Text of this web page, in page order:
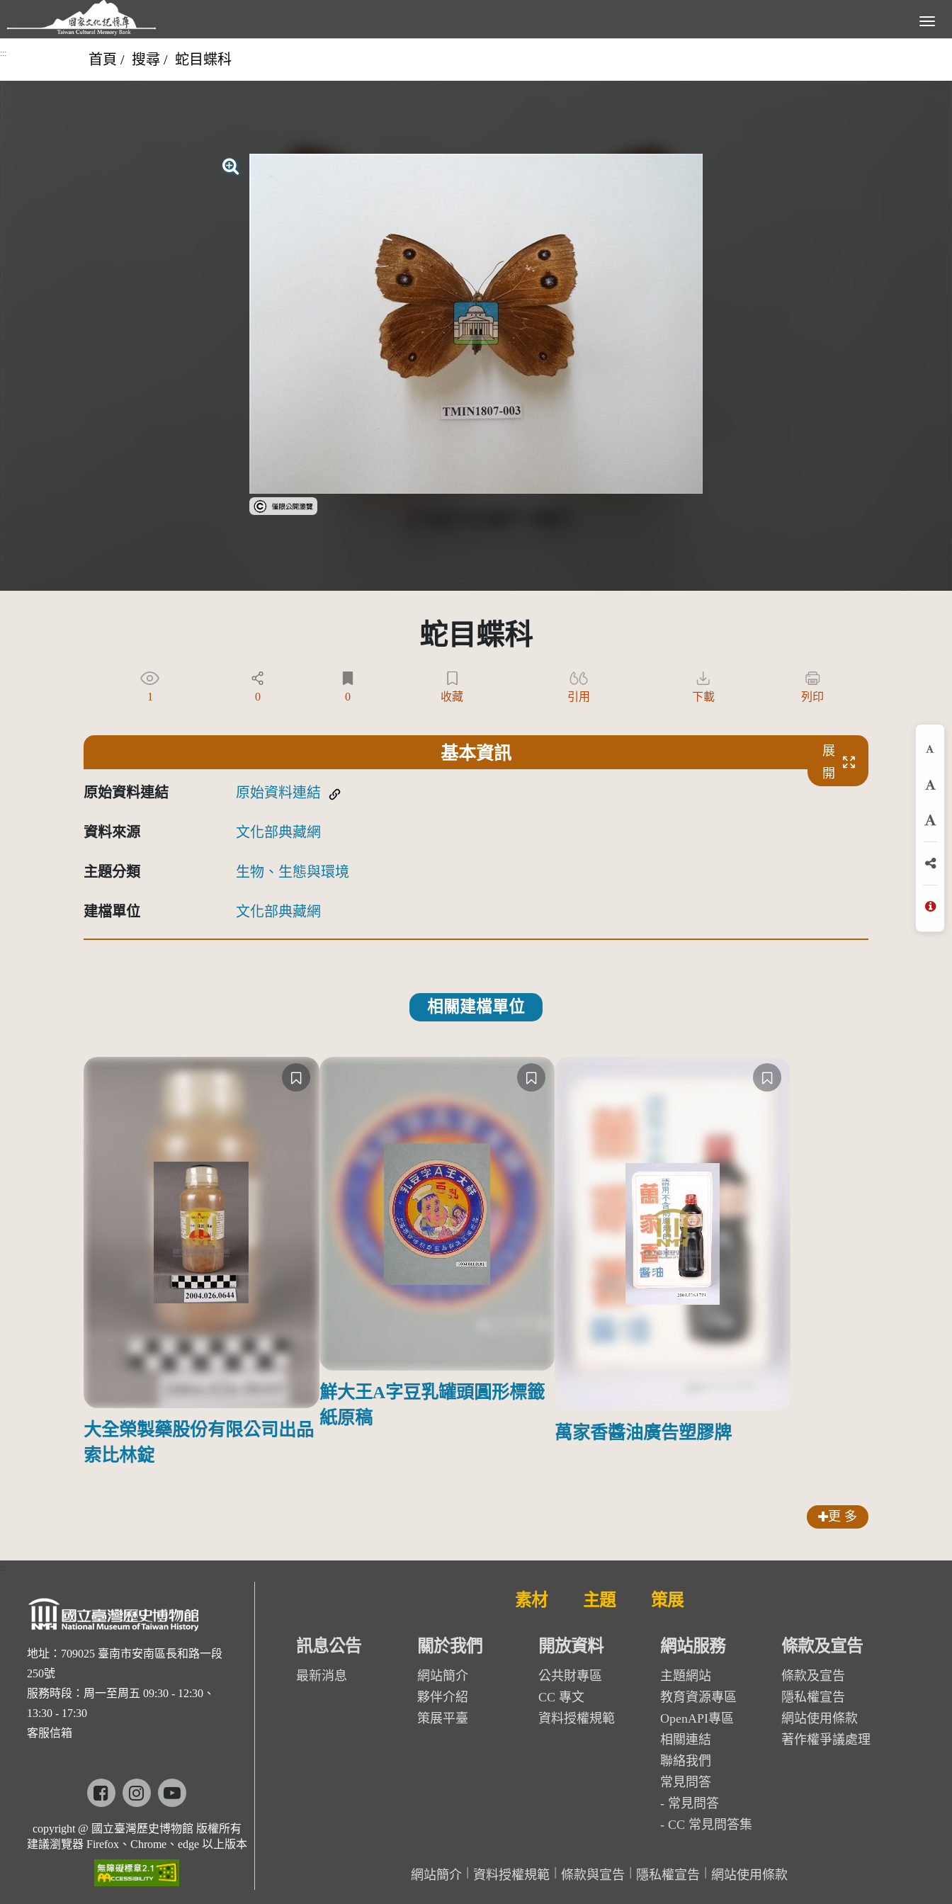
跳到主要內容區塊 展開選
::: 首頁 搜尋 蛇目蝶科
受著作權法保護-僅限於本平台有限度公開瀏覽
蛇目蝶科
1 0 0 收藏 引用 下載 列印
基本資訊
展
開
原始資料連結 原始資料連結
資料來源 文化部典藏網
主題分類 生物、生態與環境
建檔單位 文化部典藏網
相關建檔單位
大全榮製藥股份有限公司出品
索比林錠
鮮大王A字豆乳罐頭圓形標籤
紙原稿
萬家香醬油廣告塑膠牌
更 多
放
分
地址：709025 臺南市安南區長和路一段
250號
服務時段：周一至周五 09:30 - 12:30、
13:30 - 17:30
客服信箱
Facebookinstagramyoutube
copyright @ 國立臺灣歷史博物館 版權所有
建議瀏覽器 Firefox、Chrome、edge 以上版本
素材 主題 策展
訊息公告
最新消息
關於我們
網站簡介
夥伴介紹
策展平臺
開放資料
公共財專區
CC 專文
資料授權規範
網站服務
主題網站
教育資源專區
OpenAPI專區
相關連結
聯絡我們
常見問答
常見問答
CC 常見問答集
條款及宣告
條款及宣告
隱私權宣告
網站使用條款
著作權爭議處理
網站簡介 資料授權規範 條款與宣告 隱私權宣告 網站使用條款